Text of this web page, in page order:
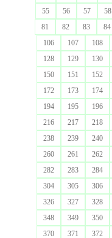
55
56 57 58
81
82 83 84
106
107 108
128
129 130
150
151 152
172
173 174
194
195 196
216
217 218
238
239 240
260
261 262
282
283 284
304
305 306
326
327 328
348
349 350
370
371 372